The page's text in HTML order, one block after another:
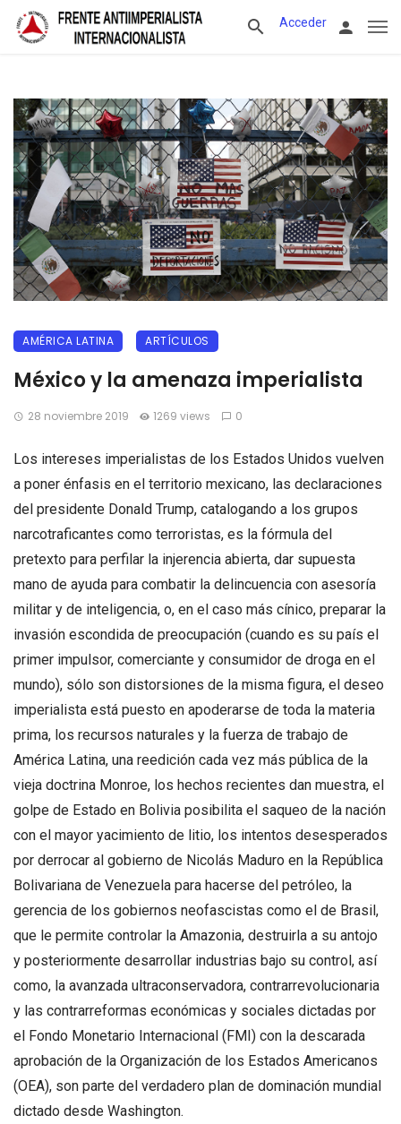
Acceder
AMÉRICA LATINA ARTÍCULOS
México y la amenaza imperialista
28 noviembre 2019 1269 views 0
Los intereses imperialistas de los Estados Unidos vuelven
a poner énfasis en el territorio mexicano, las declaraciones
del presidente Donald Trump, catalogando a los grupos
narcotraficantes como terroristas, es la fórmula del
pretexto para perfilar la injerencia abierta, dar supuesta
mano de ayuda para combatir la delincuencia con asesoría
militar y de inteligencia, o, en el caso más cínico, preparar la
invasión escondida de preocupación (cuando es su país el
primer impulsor, comerciante y consumidor de droga en el
mundo), sólo son distorsiones de la misma figura, el deseo
imperialista está puesto en apoderarse de toda la materia
prima, los recursos naturales y la fuerza de trabajo de
América Latina, una reedición cada vez más pública de la
vieja doctrina Monroe, los hechos recientes dan muestra, el
golpe de Estado en Bolivia posibilita el saqueo de la nación
con el mayor yacimiento de litio, los intentos desesperados
por derrocar al gobierno de Nicolás Maduro en la República
Bolivariana de Venezuela para hacerse del petróleo, la
gerencia de los gobiernos neofascistas como el de Brasil,
que le permite controlar la Amazonia, destruirla a su antojo
y posteriormente desarrollar industrias bajo su control, así
como, la avanzada ultraconservadora, contrarrevolucionaria
y las contrarreformas económicas y sociales dictadas por
el Fondo Monetario Internacional (FMI) con la descarada
aprobación de la Organización de los Estados Americanos
(OEA), son parte del verdadero plan de dominación mundial
dictado desde Washington.